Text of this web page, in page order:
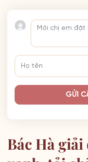
GỬI
Bác Hà